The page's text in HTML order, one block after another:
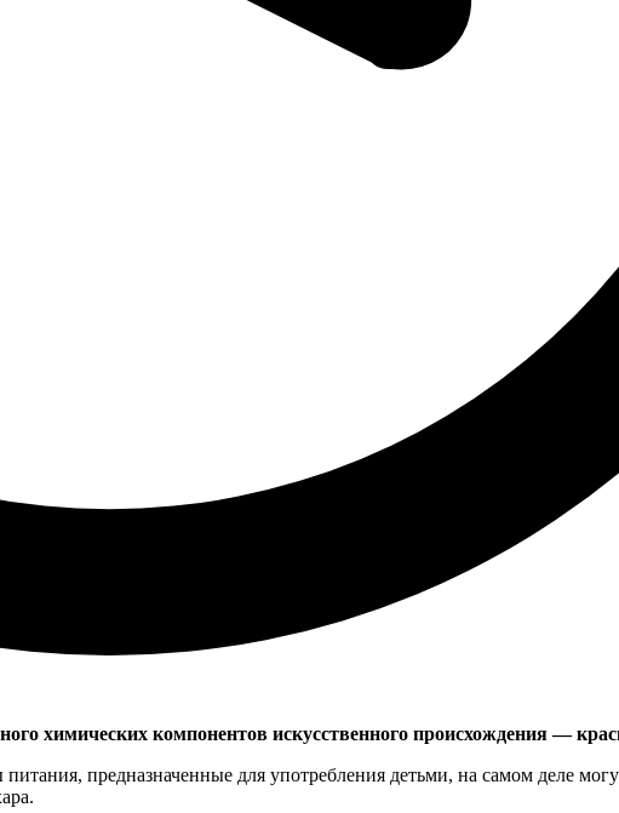
химических компонентов искусственного происхождения —
предназначенные для употребления детьми, на самом деле